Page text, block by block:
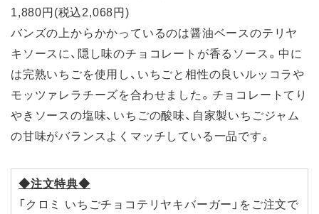
1,880円(税込2,068円)
バンズの上からかかっているのは醤油ベースのテリヤ
キソースに、隠し味のチョコレートが香るソース。中に
は完熟いちごを使用し、いちごと相性の良いルッコラや
モッツァレラチーズを合わせました。チョコレートてり
やきソースの塩味、いちごの酸味、自家製いちごジャム
の甘味がバランスよくマッチしている一品です。
◆注文特典◆
「クロミ いちごチョコテリヤキバーガー」をご注文で